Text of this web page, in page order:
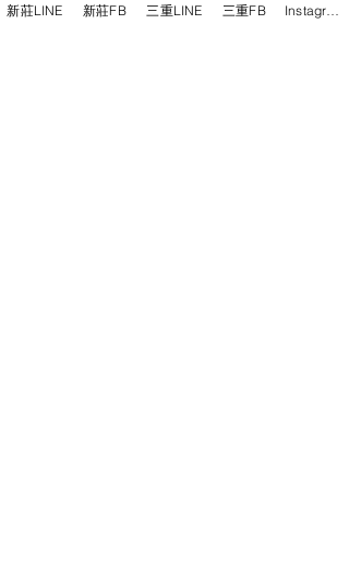
新莊LINE 新莊FB 三重LINE 三重FB